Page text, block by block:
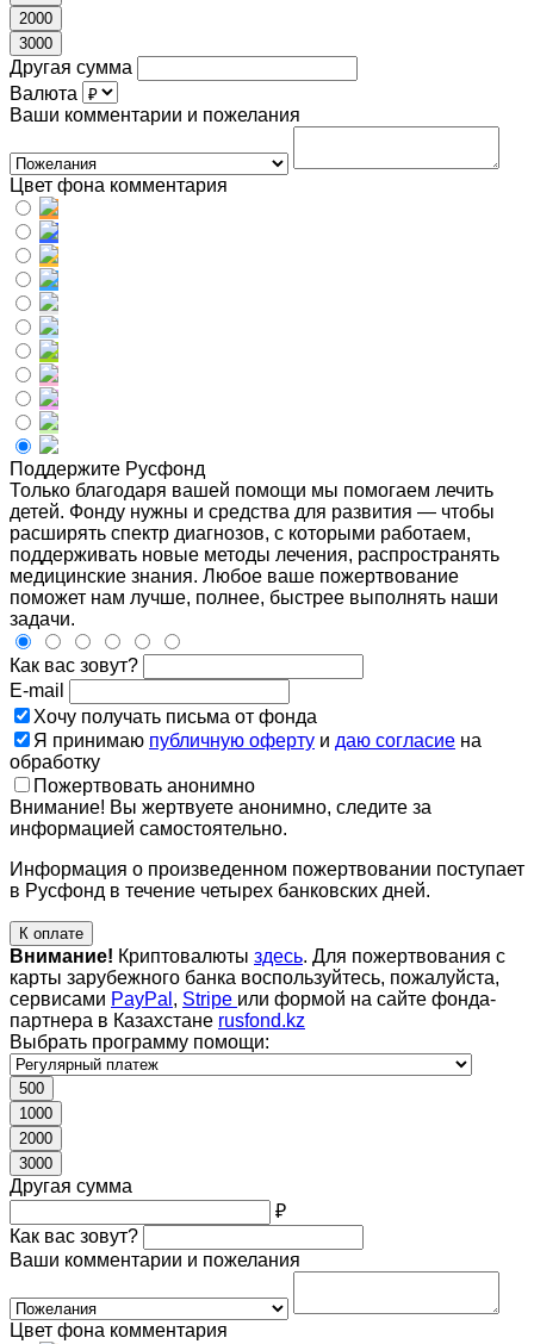
2000
3000
Другая сумма
Валюта
Ваши комментарии и пожелания
Цвет фона комментария
Поддержите Русфонд
Только благодаря вашей помощи мы помогаем лечить
детей. Фонду нужны и средства для развития — чтобы
расширять спектр диагнозов, с которыми работаем,
поддерживать новые методы лечения, распространять
медицинские знания. Любое ваше пожертвование
поможет нам лучше, полнее, быстрее выполнять наши
задачи.
Как вас зовут?
E-mail
Хочу получать письма от фонда
Я принимаю публичную оферту и даю согласие на
обработку
Пожертвовать анонимно
Внимание! Вы жертвуете анонимно, следите за
информацией самостоятельно.
Информация о произведенном пожертвовании поступает
в Русфонд в течение четырех банковских дней.
К оплате
Внимание! Криптовалюты здесь. Для пожертвования с
карты зарубежного банка воспользуйтесь, пожалуйста,
сервисами PayPal , Stripe или формой на сайте фонда-
партнера в Казахстане rusfond.kz
Выбрать программу помощи:
500
1000
2000
3000
Другая сумма
₽
Как вас зовут?
Ваши комментарии и пожелания
Цвет фона комментария